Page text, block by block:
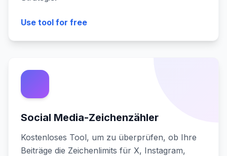
Use tool for free
Social Media-Zeichenzähler
Kostenloses Tool, um zu überprüfen, ob Ihre
Beiträge die Zeichenlimits für X, Instagram,